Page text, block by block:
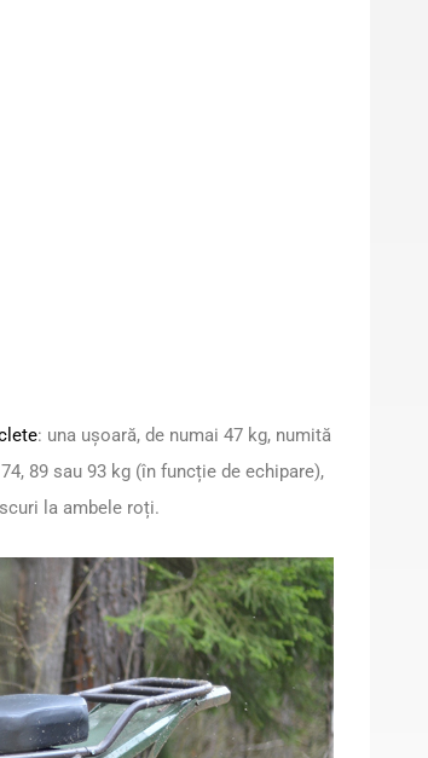
: una ușoară, de numai 47 kg, numită
89 sau 93 kg (în funcție de echipare),
la ambele roți.